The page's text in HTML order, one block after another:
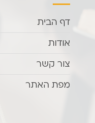
דף הבית
אודות
צור קשר
מפת האתר